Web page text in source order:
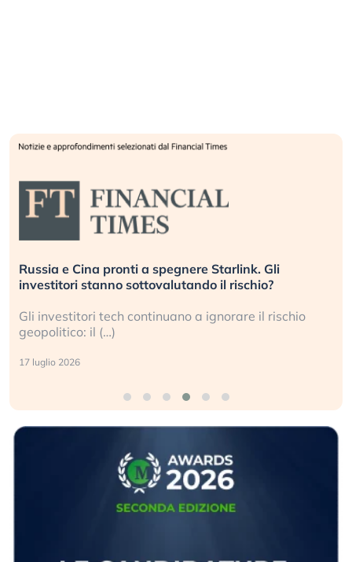
Russia e Cina pronti a spegnere Starlink. Gli
investitori stanno sottovalutando il rischio?
Gli investitori tech continuano a ignorare il rischio
geopolitico: il (…)
17 luglio 2026